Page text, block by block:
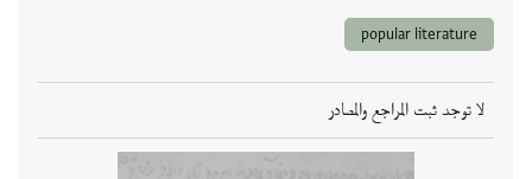
popular literature
لا توجد ثبت المراجع والمصادر